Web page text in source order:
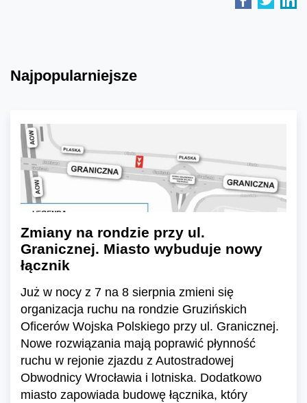
Najpopularniejsze
Zmiany na rondzie przy ul.
Granicznej. Miasto wybuduje nowy
łącznik
Już w nocy z 7 na 8 sierpnia zmieni się
organizacja ruchu na rondzie Gruzińskich
Oficerów Wojska Polskiego przy ul. Granicznej.
Nowe rozwiązania mają poprawić płynność
ruchu w rejonie zjazdu z Autostradowej
Obwodnicy Wrocławia i lotniska. Dodatkowo
miasto zapowiada budowę łącznika, który